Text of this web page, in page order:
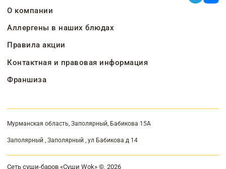
О компании
Аллергены в наших блюдах
Правила акции
Контактная и правовая информация
Франшиза
Мурманская область, Заполярный, Бабикова 15А
Заполярный , Заполярный , ул Бабикова д 14
Сеть суши-баров «Суши Wok» ©, 2026